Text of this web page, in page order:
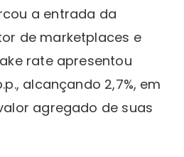
a entrada da
de marketplaces e
rate apresentou
alcançando 2,7%, em
agregado de suas